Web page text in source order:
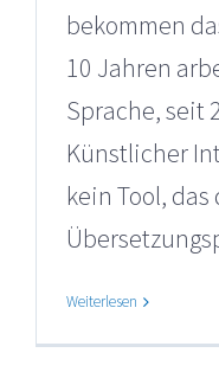
bekommen
10 Jahren
Sprache, seit
Künstlicher
kein Tool,
Weiterlesen